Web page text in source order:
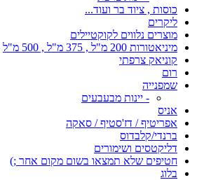
כוסות , ציוד בר ועוד...
ליקרים
מוצרים נלווים לקוקטיילים
מיניאטורות 200 מ"ל , 375 מ"ל , 500 מ"ל
קוניאק צרפתי
רום
שמפנייה
- יינות מבעבעים
אניס
אפריטיף / דז'סטיף / סאקה
ברנדי/קלבדוס
דליקטסים ושימורים
חטיפים שלא תמצאו בשום מקום אחר ;)
בלוג